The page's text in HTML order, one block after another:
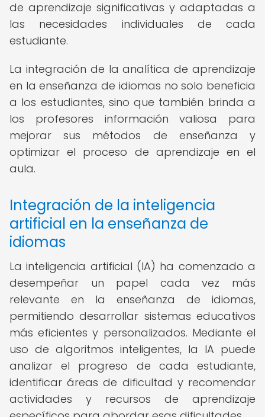
de aprendizaje significativas y adaptadas a
las necesidades individuales de cada
estudiante.
La integración de la analítica de aprendizaje
en la enseñanza de idiomas no solo beneficia
a los estudiantes, sino que también brinda a
los profesores información valiosa para
mejorar sus métodos de enseñanza y
optimizar el proceso de aprendizaje en el
aula.
Integración de la inteligencia
artificial en la enseñanza de
idiomas
La inteligencia artificial (IA) ha comenzado a
desempeñar un papel cada vez más
relevante en la enseñanza de idiomas,
permitiendo desarrollar sistemas educativos
más eficientes y personalizados. Mediante el
uso de algoritmos inteligentes, la IA puede
analizar el progreso de cada estudiante,
identificar áreas de dificultad y recomendar
actividades y recursos de aprendizaje